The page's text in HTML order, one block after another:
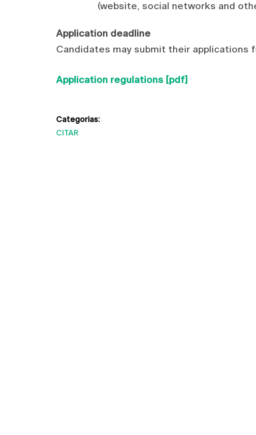
(website, social networks and
Application deadline
Candidates may submit their applications
Application regulations [pdf]
Categorias:
CITAR